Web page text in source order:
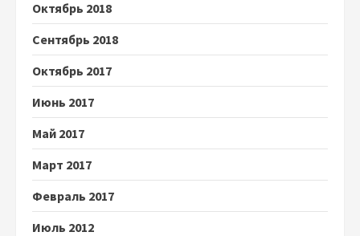
Октябрь 2018
Сентябрь 2018
Октябрь 2017
Июнь 2017
Май 2017
Март 2017
Февраль 2017
Июль 2012